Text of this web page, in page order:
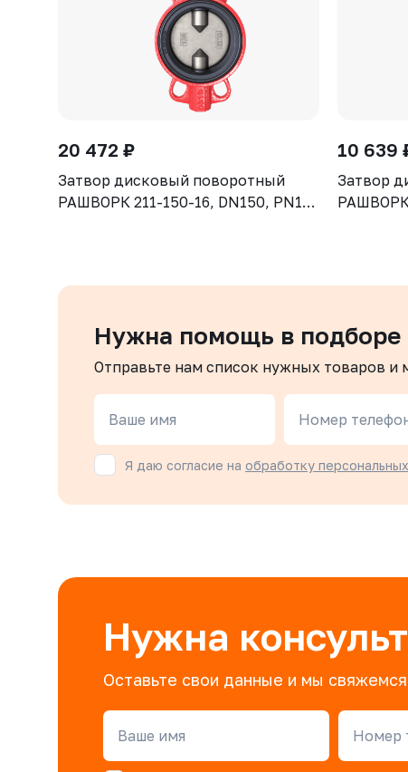
20 472 ₽
Затвор дисковый поворотный
РАШВОРК 211-150-16, DN150, PN16,
10 639
Затвор
РАШВОРК
Нужна помощь в подборе
Отправьте нам список нужных товаров
Ваше имя Номер
Я даю согласие на обработку
Нужна
Оставьте свои данные и мы
Ваше имя Номер